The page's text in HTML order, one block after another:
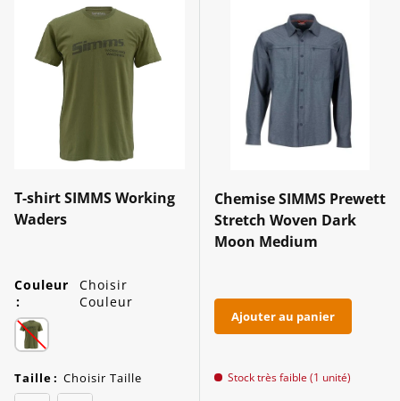
T-shirt SIMMS Working
Waders
Couleur
:
Choisir
Couleur
Taille: Choisir Taille
Chemise SIMMS Prewett
Stretch Woven Dark
Moon Medium
Ajouter au panier
Stock très faible (1 unité)